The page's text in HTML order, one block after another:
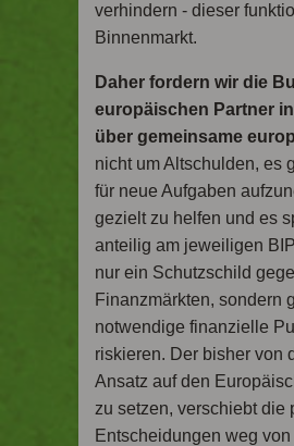
verhindern - dieser
Binnenmarkt.
Daher fordern wir die
europäischen Partner
über gemeinsame
nicht um Altschulden, es
für neue Aufgaben
gezielt zu helfen und es
anteilig am jeweiligen
nur ein Schutzschild
Finanzmärkten, sondern
notwendige finanzielle
riskieren. Der bisher von
Ansatz auf den
zu setzen, verschiebt die
Entscheidungen weg